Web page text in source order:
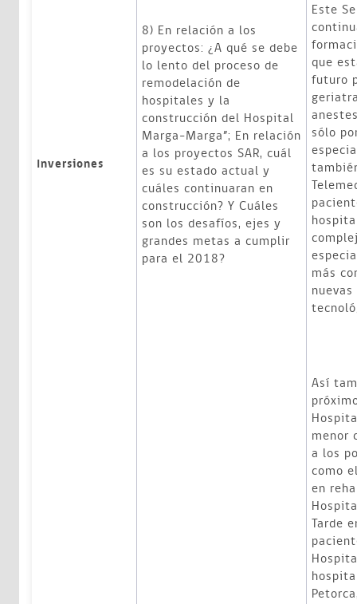
Inversiones
8) En relación a los
proyectos: ¿A qué se debe
lo lento del proceso de
remodelación de
hospitales y la
construcción del Hospital
Marga-Marga”; En relación
a los proyectos SAR, cuál
es su estado actual y
cuáles continuaran en
construcción? Y Cuáles
son los desafíos, ejes y
grandes metas a cumplir
para el 2018?
Este
que
futuro
sólo
más
Así
menor
a los
como
en
Tarde